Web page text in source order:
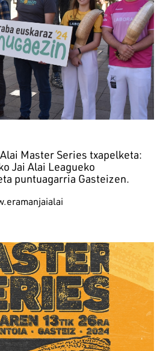
Master Series txapelketa:
Jai Alai Leagueko
puntuagarria Gasteizen.